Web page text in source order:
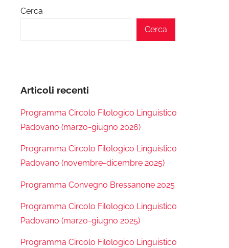
Cerca
Cerca
Articoli recenti
Programma Circolo Filologico Linguistico
Padovano (marzo-giugno 2026)
Programma Circolo Filologico Linguistico
Padovano (novembre-dicembre 2025)
Programma Convegno Bressanone 2025
Programma Circolo Filologico Linguistico
Padovano (marzo-giugno 2025)
Programma Circolo Filologico Linguistico